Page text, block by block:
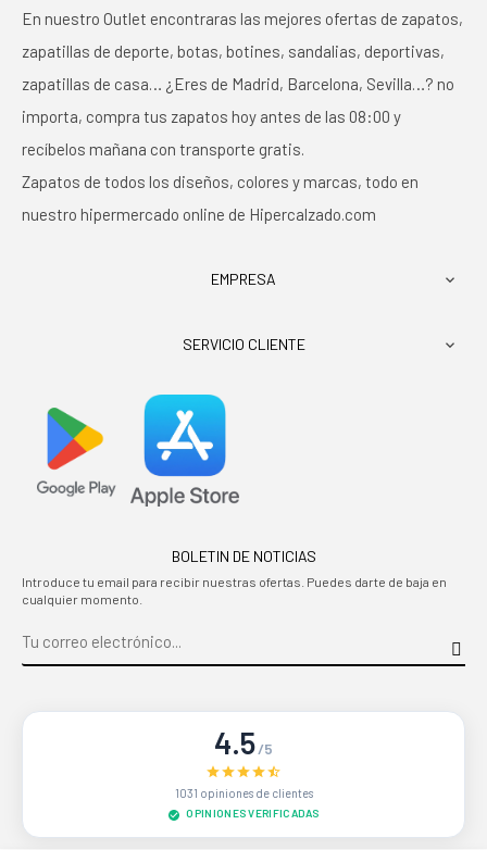
En nuestro Outlet encontraras las mejores ofertas de zapatos,
zapatillas de deporte, botas, botines, sandalias, deportivas,
zapatillas de casa… ¿Eres de Madrid, Barcelona, Sevilla…? no
importa, compra tus zapatos hoy antes de las 08:00 y
recíbelos mañana con transporte gratis.
Zapatos de todos los diseños, colores y marcas, todo en
nuestro hipermercado online de Hipercalzado.com
EMPRESA 
SERVICIO CLIENTE 
BOLETIN DE NOTICIAS
Introduce tu email para recibir nuestras ofertas. Puedes darte de baja en
cualquier momento.
4.5/5
1031 opiniones de clientes
OPINIONES VERIFICADAS